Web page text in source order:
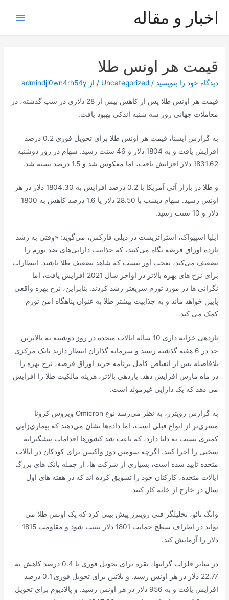
اخبار و مقاله
قیمت هر اونس طلا
دیدگاه‌ خود را بنویسید /
Uncategorized / از admindji0wn4rh54y
قیمت هر اونس طلا پس از کاهش بیش از 28 دلاری در شب گذشته، در
معاملات جهانی روز سه شنبه اندکی بهبود یافت.
به گزارش ایسنا، قیمت هر اونس طلا برای تحویل فوری 0.2 درصد
افزایش یافت و به 1804 دلار و 46 سنت رسید. سهام در روز دوشنبه
1831.62 دلار افزایش یافت، اما معکوس شد و 1.5 درصد بسته شد.
و طلا در بازار آتی آمریکا با 0.2 درصد افزایش به 1804.30 دلار در هر
اونس رسید. سهام دیشب با 28.50 دلار یا 1.6 درصد کاهش به 1800
دلار و 10 سنت رسید.
ایلیا اسپیواک، استراتژیست در دیلی فارکس، می‌گوید: «وقتی به رشد
بازده اوراق قرضه نگاه می‌کنید، که جذابیت دارایی‌های ضد تورم را
تضعیف می‌کند، تعجب آور نیست که شاهد تضعیف طلا باشید. انتظارات
برای نرخ های بهره بالاتر در اواخر سال 2021 افزایش یافت، اما
نگرانی ها در مورد تورم سریعتر رشد کردند. بنابراین، نرخ بهره واقعی
پایین خواهد ماند و به جذابیت بیشتر طلا به عنوان پناهگاه امن تورم
کمک می کند.
بازدهی خزانه داری 10 ساله ایالات متحده در روز دوشنبه به بالاترین
حد در 6 هفته گذشته رسید و سرمایه گذاران انتظار دارند بانک مرکزی
بلافاصله پس از انقباض کامل برنامه خرید اوراق قرضه، نرخ بهره را
در ماه مارس افزایش دهد. بازدهی بالاتر، هزینه مالکیت طلا را افزایش
می دهد که یک دارایی غیرمولد است.
به گزارش رویترز، به نظر می‌رسد نوع Omicron ویروس کرونا
مسری‌تر از انواع قبلی است، اما داده‌ها نشان می‌دهند که بیماری‌زایی
کمتری نسبت به دلتا دارد، که باعث شد کشورها اقدامات پیشگیرانه
سختی را اجرا کنند. اگرچه سومین دوز واکسن برای کودکان در ایالات
متحده تایید شده است، بسیاری از شرکت ها، از جمله بانک های بزرگ
ایالات متحده، کارکنان خود را تشویق کرده اند که در هفته های اول
سال در خارج از خانه کار کنند.
وانگ تائو، تحلیلگر فنی رویترز پیش بینی کرد که یک اونس طلا می
تواند در اطراف سطح حمایت 1801 دلار تثبیت شود و مقاومت 1815
دلار را آزمایش کند.
در سایر فلزات گرانبها، نقره برای تحویل فوری با 0.4 درصد کاهش به
22.77 دلار در هر اونس رسید. و پلاتین برای تحویل فوری 0.1 درصد
افزایش یافت و به 956 دلار در هر اونس رسید. و پالادیوم برای تحویل